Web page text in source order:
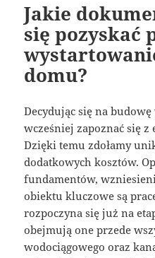
Jakie
się pozyskać
domu?
Decydując się na
wcześniej zapoznać się
Dzięki temu zdołamy
dodatkowych kosztów.
fundamentów,
obiektu kluczowe są
rozpoczyna się już na
obejmują one przede
wodociągowego oraz